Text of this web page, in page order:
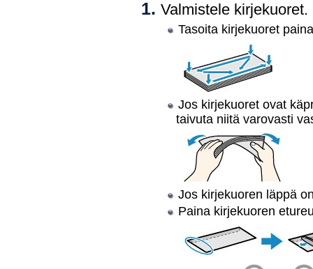
Valmistele kirjekuoret.
Tasoita kirjekuoret
Jos kirjekuoret ovat
taivuta niitä varovasti
Jos kirjekuoren läppä
Paina kirjekuoren